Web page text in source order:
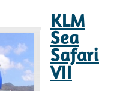
KLM
Sea
Safari
VII